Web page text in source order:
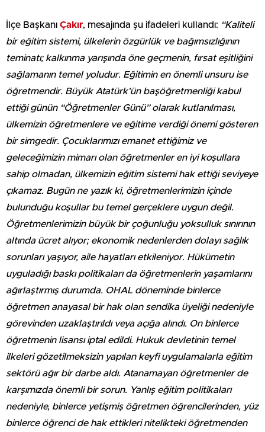
İlçe Başkanı Çakır, mesajında şu ifadeleri kullandı: “Kaliteli
bir eğitim sistemi, ülkelerin özgürlük ve bağımsızlığının
teminatı; kalkınma yarışında öne geçmenin, fırsat eşitliğini
sağlamanın temel yoludur. Eğitimin en önemli unsuru ise
öğretmendir. Büyük Atatürk’ün başöğretmenliği kabul
ettiği günün “Öğretmenler Günü” olarak kutlanılması,
ülkemizin öğretmenlere ve eğitime verdiği önemi gösteren
bir simgedir. Çocuklarımızı emanet ettiğimiz ve
geleceğimizin mimarı olan öğretmenler en iyi koşullara
sahip olmadan, ülkemizin eğitim sistemi hak ettiği seviyeye
çıkamaz. Bugün ne yazık ki, öğretmenlerimizin içinde
bulunduğu koşullar bu temel gerçeklere uygun değil.
Öğretmenlerimizin büyük bir çoğunluğu yoksulluk sınırının
altında ücret alıyor; ekonomik nedenlerden dolayı sağlık
sorunları yaşıyor, aile hayatları etkileniyor. Hükümetin
uyguladığı baskı politikaları da öğretmenlerin yaşamlarını
ağırlaştırmış durumda. OHAL döneminde binlerce
öğretmen anayasal bir hak olan sendika üyeliği nedeniyle
görevinden uzaklaştırıldı veya açığa alındı. On binlerce
öğretmenin lisansı iptal edildi. Hukuk devletinin temel
ilkeleri gözetilmeksizin yapılan keyfi uygulamalarla eğitim
sektörü ağır bir darbe aldı. Atanamayan öğretmenler de
karşımızda önemli bir sorun. Yanlış eğitim politikaları
nedeniyle, binlerce yetişmiş öğretmen öğrencilerinden, yüz
binlerce öğrenci de hak ettikleri nitelikteki öğretmenden